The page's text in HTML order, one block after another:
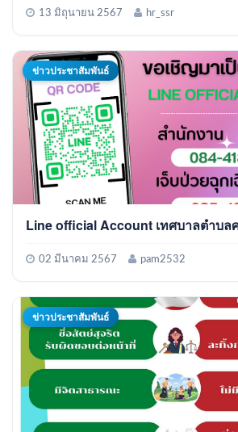
13 มิถุนายน 2567 hr_ssr
ข่าวประชาสัมพันธ์
Line official Account เทศบาลตำบล
02 มีนาคม 2567 pam2532
ข่าวประชาสัมพันธ์